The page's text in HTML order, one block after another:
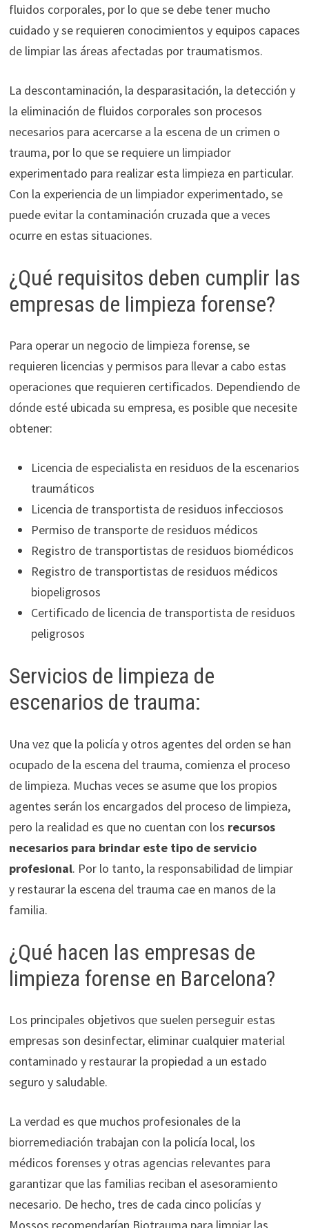
fluidos corporales, por lo que se debe tener mucho
cuidado y se requieren conocimientos y equipos capaces
de limpiar las áreas afectadas por traumatismos.
La descontaminación, la desparasitación, la detección y
la eliminación de fluidos corporales son procesos
necesarios para acercarse a la escena de un crimen o
trauma, por lo que se requiere un limpiador
experimentado para realizar esta limpieza en particular.
Con la experiencia de un limpiador experimentado, se
puede evitar la contaminación cruzada que a veces
ocurre en estas situaciones.
¿Qué requisitos deben cumplir las
empresas de limpieza forense?
Para operar un negocio de limpieza forense, se
requieren licencias y permisos para llevar a cabo estas
operaciones que requieren certificados. Dependiendo de
dónde esté ubicada su empresa, es posible que necesite
obtener:
Licencia de especialista en residuos de la escenarios
traumáticos
Licencia de transportista de residuos infecciosos
Permiso de transporte de residuos médicos
Registro de transportistas de residuos biomédicos
Registro de transportistas de residuos médicos
biopeligrosos
Certificado de licencia de transportista de residuos
peligrosos
Servicios de limpieza de
escenarios de trauma:
Una vez que la policía y otros agentes del orden se han
ocupado de la escena del trauma, comienza el proceso
de limpieza. Muchas veces se asume que los propios
agentes serán los encargados del proceso de limpieza,
pero la realidad es que no cuentan con los recursos
necesarios para brindar este tipo de servicio
profesional. Por lo tanto, la responsabilidad de limpiar
y restaurar la escena del trauma cae en manos de la
familia.
¿Qué hacen las empresas de
limpieza forense en Barcelona?
Los principales objetivos que suelen perseguir estas
empresas son desinfectar, eliminar cualquier material
contaminado y restaurar la propiedad a un estado
seguro y saludable.
La verdad es que muchos profesionales de la
biorremediación trabajan con la policía local, los
médicos forenses y otras agencias relevantes para
garantizar que las familias reciban el asesoramiento
necesario. De hecho, tres de cada cinco policías y